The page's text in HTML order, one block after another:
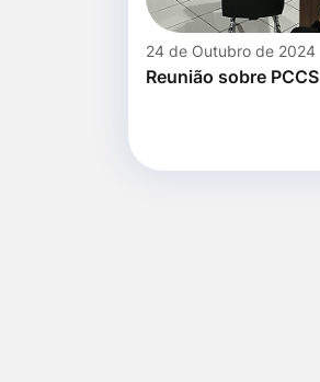
24 de Outubro de 2024
Reunião sobre PCCS